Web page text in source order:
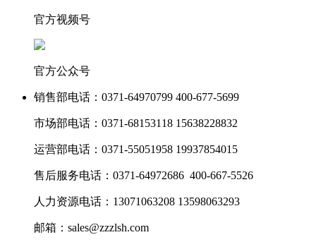
官方视频号
官方公众号
销售部电话： 0371-64970799 400-677-5699
市场部电话： 0371-68153118 15638228832
运营部电话： 0371-55051958 19937854015
售后服务电话： 0371-64972686 400-667-5526
人力资源电话： 13071063208 13598063293
邮箱： sales@zzzlsh.com